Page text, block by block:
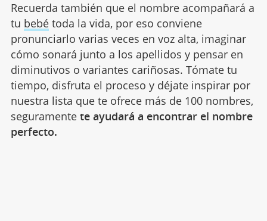
Recuerda también que el nombre acompañará a
tu bebétoda la vida, por eso conviene
pronunciarlo varias veces en voz alta, imaginar
cómo sonará junto a los apellidos y pensar en
diminutivos o variantes cariñosas. Tómate tu
tiempo, disfruta el proceso y déjate inspirar por
nuestra lista que te ofrece más de 100 nombres,
seguramente te ayudará a encontrar el nombre
perfecto.